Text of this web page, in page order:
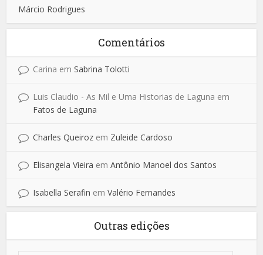
Márcio Rodrigues
Comentários
Carina emSabrina Tolotti
Luis Claudio - As Mil e Uma Historias de Laguna em
Fatos de Laguna
Charles Queiroz em Zuleide Cardoso
Elisangela Vieira emAntônio Manoel dos Santos
Isabella Serafin emValério Fernandes
Outras edições